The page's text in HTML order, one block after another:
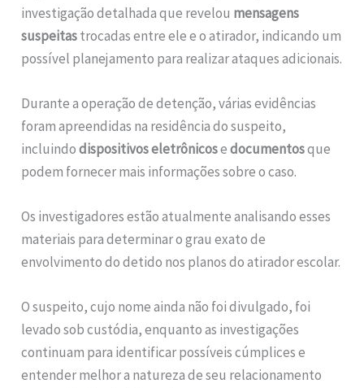
investigação detalhada que revelou mensagens
suspeitastrocadas entre ele e o atirador, indicando um
possível planejamento para realizar ataques adicionais.
Durante a operação de detenção, várias evidências
foram apreendidas na residência do suspeito,
incluindodispositivos eletrônicosedocumentosque
podem fornecer mais informações sobre o caso.
Os investigadores estão atualmente analisando esses
materiais para determinar o grau exato de
envolvimento do detido nos planos do atirador escolar.
O suspeito, cujo nome ainda não foi divulgado, foi
levado sob custódia, enquanto as investigações
continuam para identificar possíveis cúmplices e
entender melhor a natureza de seu relacionamento